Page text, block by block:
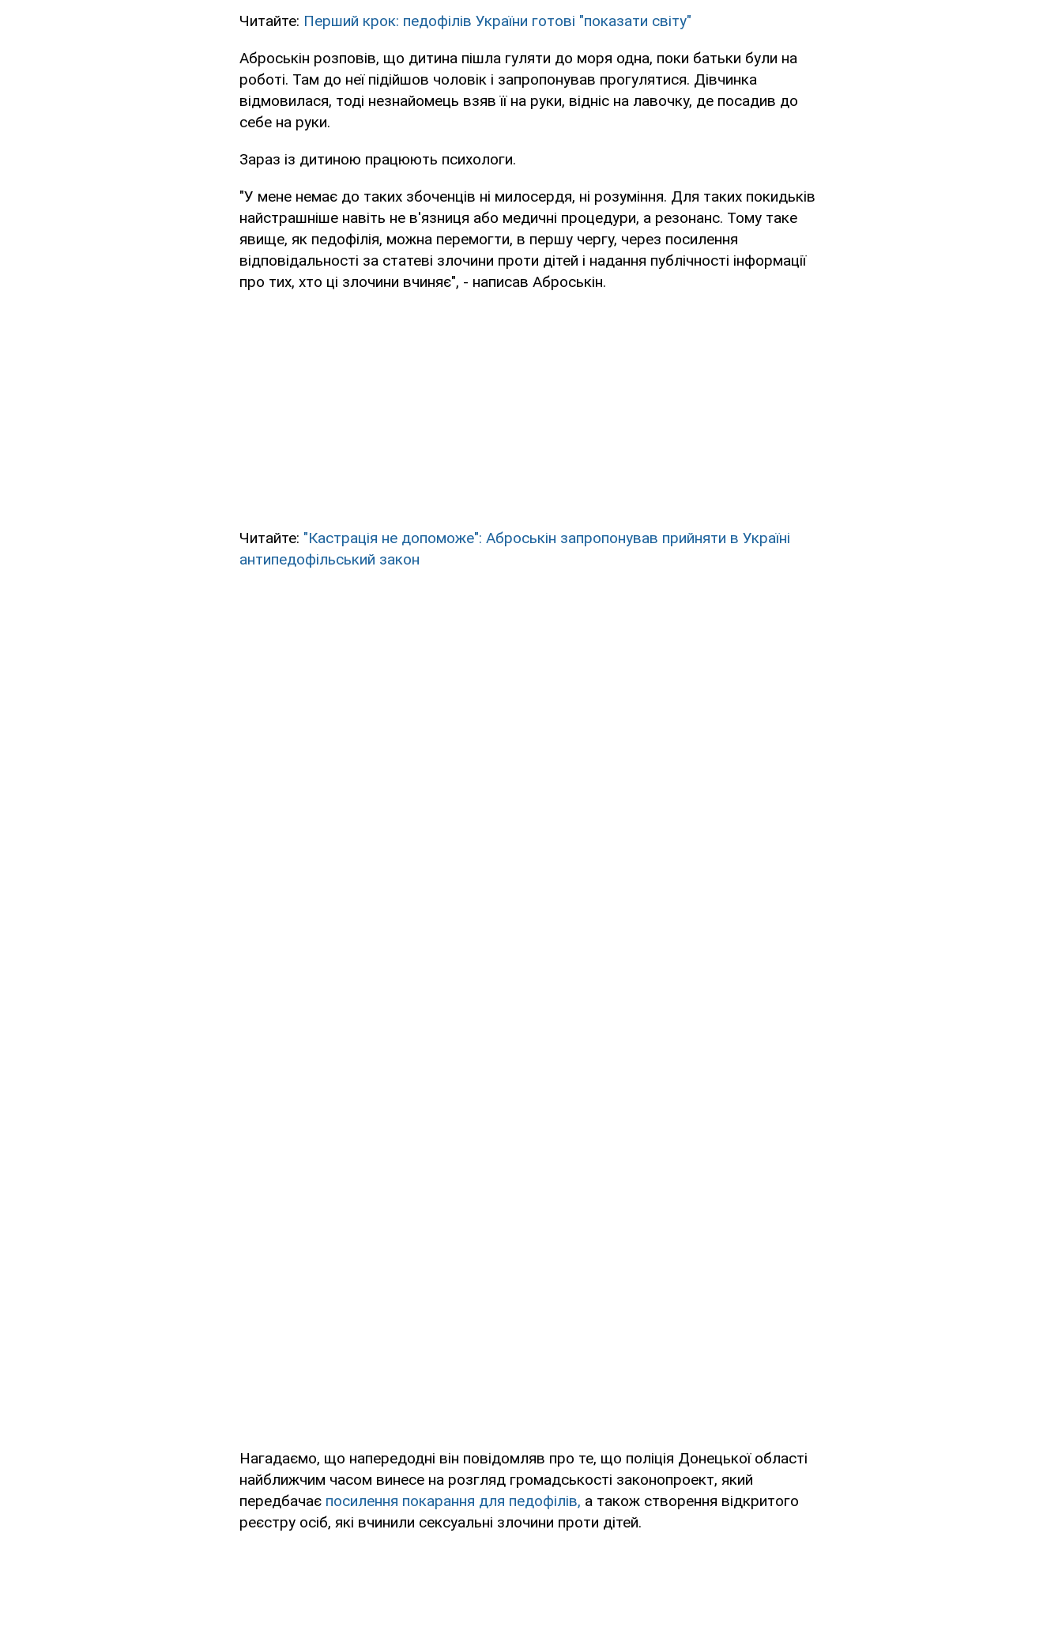
Читайте: Перший крок: педофілів України готові "показати світу"
Аброськін розповів, що дитина пішла гуляти до моря одна, поки батьки були на
роботі. Там до неї підійшов чоловік і запропонував прогулятися. Дівчинка
відмовилася, тоді незнайомець взяв її на руки, відніс на лавочку, де посадив до
себе на руки.
Зараз із дитиною працюють психологи.
"У мене немає до таких збоченців ні милосердя, ні розуміння. Для таких покидьків
найстрашніше навіть не в'язниця або медичні процедури, а резонанс. Тому таке
явище, як педофілія, можна перемогти, в першу чергу, через посилення
відповідальності за статеві злочини проти дітей і надання публічності інформації
про тих, хто ці злочини вчиняє", - написав Аброськін.
Читайте: "Кастрація не допоможе": Аброськін запропонував прийняти в Україні
антипедофільський закон
Нагадаємо, що напередодні він повідомляв про те, що поліція Донецької області
найближчим часом винесе на розгляд громадськості законопроект, який
передбачає посилення покарання для педофілів, а також створення відкритого
реєстру осіб, які вчинили сексуальні злочини проти дітей.